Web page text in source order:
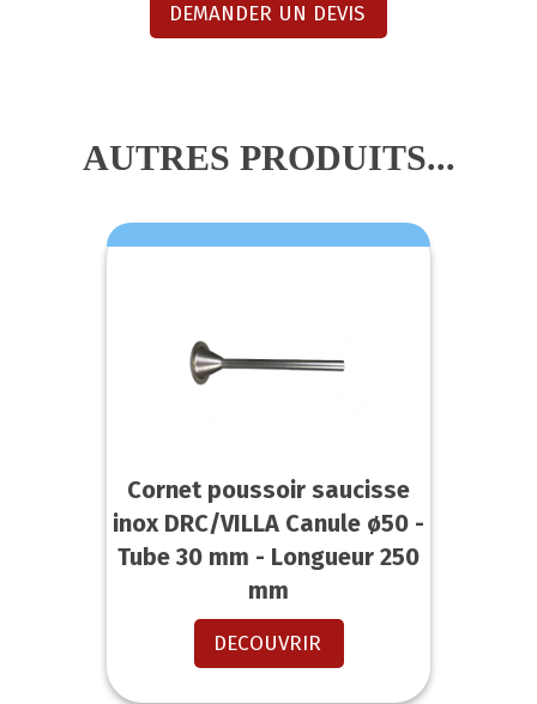
DEMANDER UN DEVIS
AUTRES PRODUITS...
Cornet poussoir saucisse
inox DRC/VILLA Canule ø50 -
Tube 30 mm - Longueur 250
mm
DECOUVRIR